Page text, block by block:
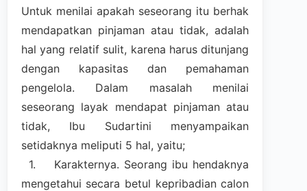
Untuk menilai apakah seseorang itu berhak
mendapatkan pinjaman atau tidak, adalah
hal yang relatif sulit, karena harus ditunjang
dengan kapasitas dan pemahaman
pengelola. Dalam masalah menilai
seseorang layak mendapat pinjaman atau
tidak, Ibu Sudartini menyampaikan
setidaknya meliputi 5 hal, yaitu;
1.
Karakternya. Seorang ibu hendaknya
mengetahui secara betul kepribadian calon